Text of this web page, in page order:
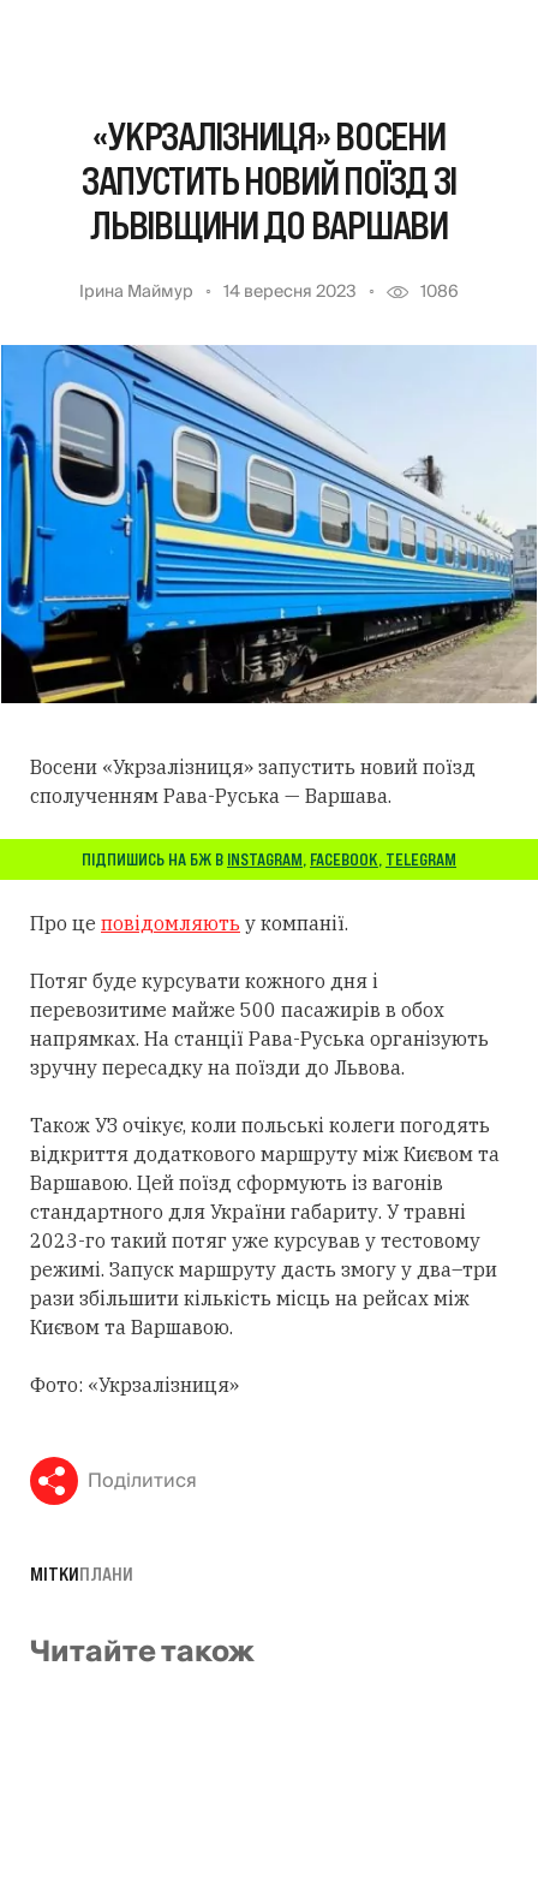
«УКРЗАЛІЗНИЦЯ» ВОСЕНИ
ЗАПУСТИТЬ НОВИЙ ПОЇЗД ЗІ
ЛЬВІВЩИНИ ДО ВАРШАВИ
Ірина Маймур 14 вересня 2023 1086
Восени «Укрзалізниця» запустить новий поїзд
сполученням Рава-Руська — Варшава.
ПІДПИШИСЬ НА БЖ В INSTAGRAM, FACEBOOK, TELEGRAM
Про це повідомляють у компанії.
Потяг буде курсувати кожного дня і
перевозитиме майже 500 пасажирів в обох
напрямках. На станції Рава-Руська організують
зручну пересадку на поїзди до Львова.
Також УЗ очікує, коли польські колеги погодять
відкриття додаткового маршруту між Києвом та
Варшавою. Цей поїзд сформують із вагонів
стандартного для України габариту. У травні
2023-го такий потяг уже курсував у тестовому
режимі. Запуск маршруту дасть змогу у два–три
рази збільшити кількість місць на рейсах між
Києвом та Варшавою.
Фото: «Укрзалізниця»
Поділитися
МІТКИПЛАНИ
Читайте також